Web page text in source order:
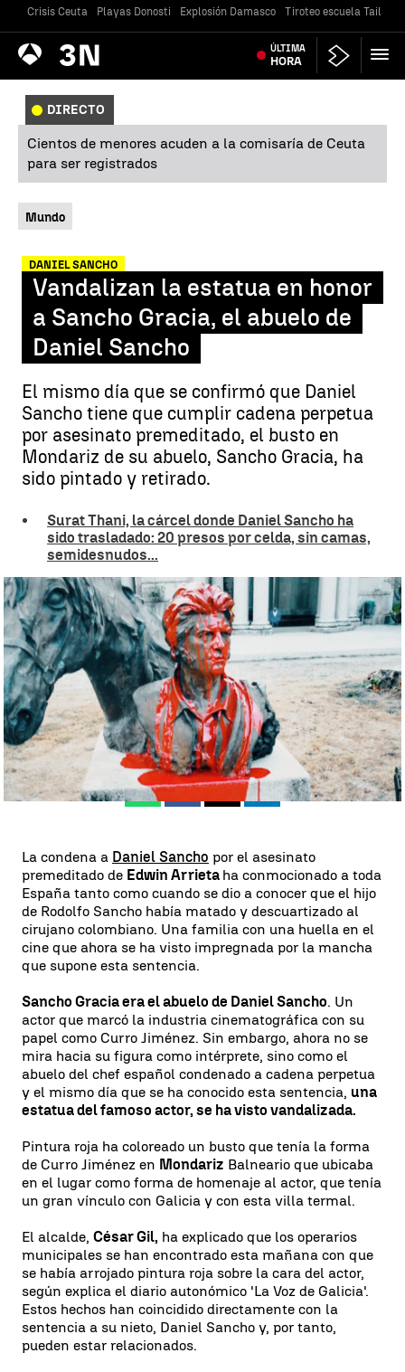
Crisis Ceuta Playas Donosti Explosión Damasco Tiroteo escuela
Antena
3 Noticias ÚLTIMA
HORA
DIRECTO
Cientos de menores acuden a la comisaría de Ceuta
para ser registrados
Mundo
DANIEL SANCHO
Vandalizan la estatua en honor
a Sancho Gracia, el abuelo de
Daniel Sancho
El mismo día que se confirmó que Daniel
Sancho tiene que cumplir cadena perpetua
por asesinato premeditado, el busto en
Mondariz de su abuelo, Sancho Gracia, ha
sido pintado y retirado.
Surat Thani, la cárcel donde Daniel Sancho ha
sido trasladado: 20 presos por celda, sin camas,
semidesnudos...
Vandalizan la estatua en honor a Sancho García, abuelo de Daniel
Sancho |
Antena 3 Noticias
Estela C. Martínez
Publicado: 30 de agosto de 2024, 15:33
WhatsappFacebook Linkedin
La condena a Daniel Sancho por el asesinato
premeditado de Edwin Arrieta ha conmocionado a toda
España tanto como cuando se dio a conocer que el hijo
de Rodolfo Sancho había matado y descuartizado al
cirujano colombiano. Una familia con una huella en el
cine que ahora se ha visto impregnada por la mancha
que supone esta sentencia.
Sancho Gracia era el abuelo de Daniel Sancho. Un
actor que marcó la industria cinematográfica con su
papel como Curro Jiménez. Sin embargo, ahora no se
mira hacia su figura como intérprete, sino como el
abuelo del chef español condenado a cadena perpetua
y el mismo día que se ha conocido esta sentencia, una
estatua del famoso actor, se ha visto vandalizada.
Pintura roja ha coloreado un busto que tenía la forma
de Curro Jiménez en Mondariz Balneario que ubicaba
en el lugar como forma de homenaje al actor, que tenía
un gran vínculo con Galicia y con esta villa termal.
El alcalde, César Gil, ha explicado que los operarios
municipales se han encontrado esta mañana con que
se había arrojado pintura roja sobre la cara del actor,
según explica el diario autonómico 'La Voz de Galicia'.
Estos hechos han coincidido directamente con la
sentencia a su nieto, Daniel Sancho y, por tanto,
pueden estar relacionados.